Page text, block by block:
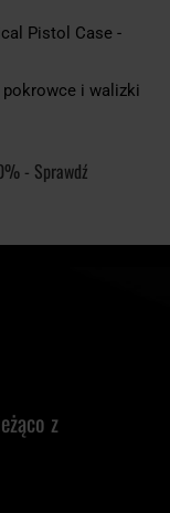
Pistol Case -
pokrowce i walizki
z